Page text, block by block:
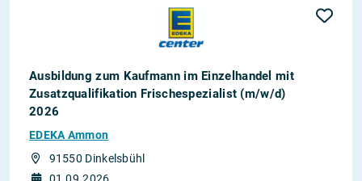
Ausbildung zum Kaufmann im Einzelhandel mit
Zusatzqualifikation Frischespezialist (m/w/d)
2026
EDEKA Ammon
91550 Dinkelsbühl